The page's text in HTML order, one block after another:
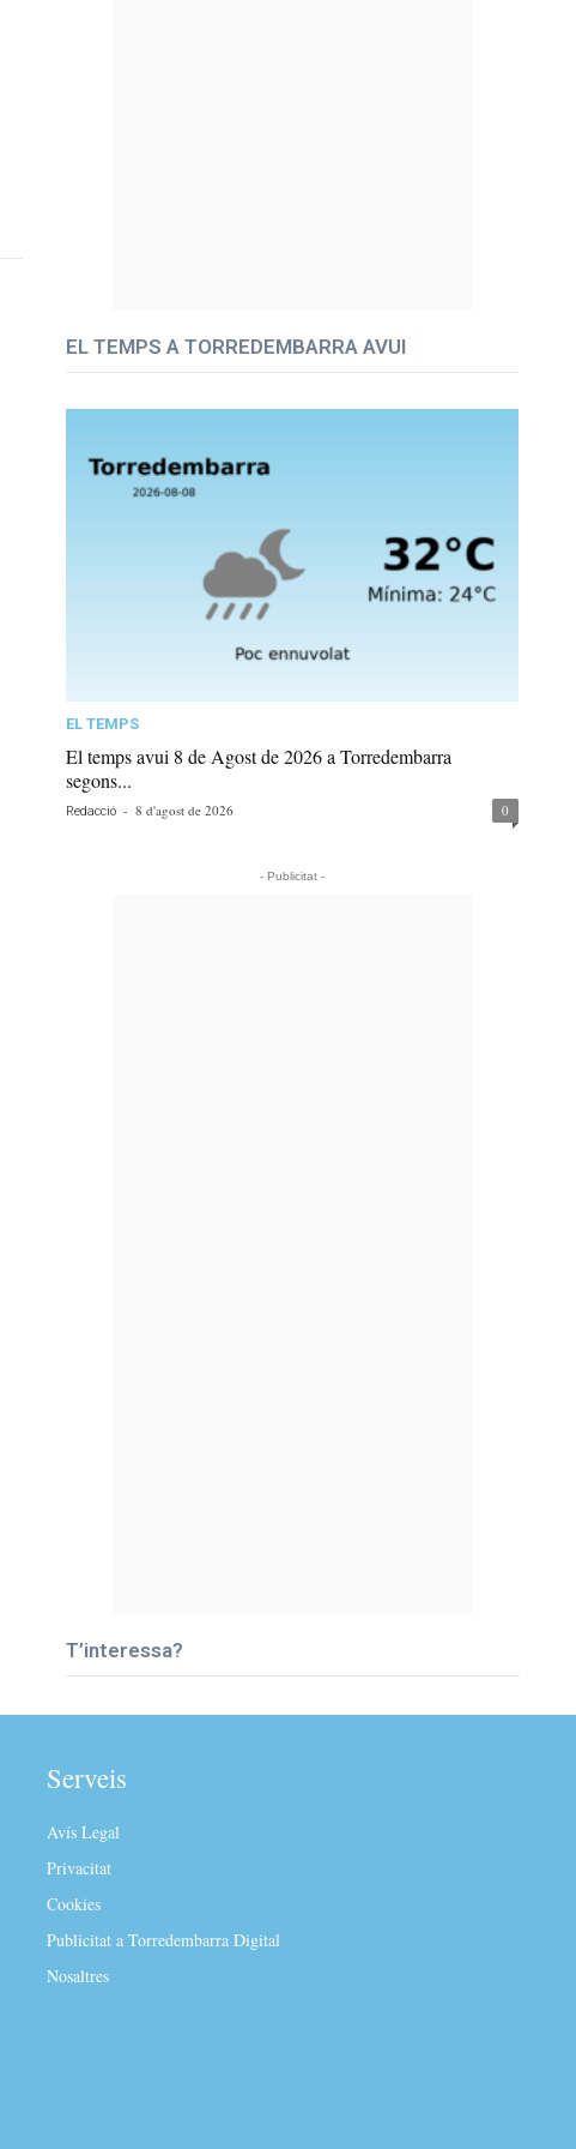
EL TEMPS A TORREDEMBARRA AVUI
EL TEMPS
El temps avui 8 de Agost de 2026 a Torredembarra
segons...
Redacció - 8 d'agost de 2026 0
- Publicitat -
T’interessa?
Serveis
Avís Legal
Privacitat
Cookies
Publicitat a Torredembarra Digital
Nosaltres